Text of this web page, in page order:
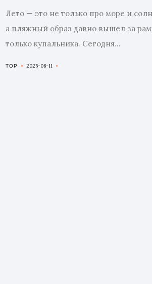
Лето — это не только про море и
а пляжный образ давно вышел за
только купальника. Сегодня...
TOP 2025-08-11